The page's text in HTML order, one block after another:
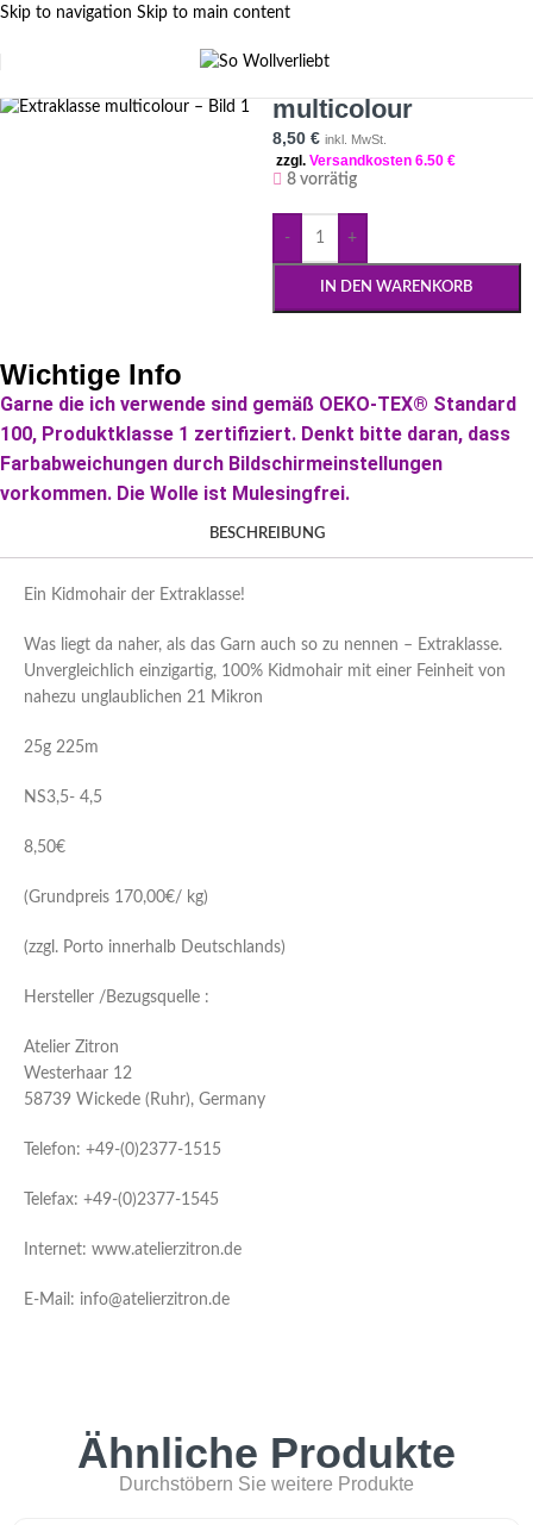
Skip to navigation Skip to main content
multicolour
8,50 € inkl. MwSt.
zzgl. Versandkosten 6.50 €
8 vorrätig
- +
IN DEN WARENKORB
Wichtige Info
Garne die ich verwende sind gemäß OEKO-TEX® Standard
100, Produktklasse 1 zertifiziert. Denkt bitte daran, dass
Farbabweichungen durch Bildschirmeinstellungen
vorkommen. Die Wolle ist Mulesingfrei.
BESCHREIBUNG
Ein Kidmohair der Extraklasse!
Was liegt da naher, als das Garn auch so zu nennen – Extraklasse.
Unvergleichlich einzigartig, 100% Kidmohair mit einer Feinheit von
nahezu unglaublichen 21 Mikron
25g 225m
NS3,5- 4,5
8,50€
(Grundpreis 170,00€/ kg)
(zzgl. Porto innerhalb Deutschlands)
Hersteller /Bezugsquelle :
Atelier Zitron
Westerhaar 12
58739 Wickede (Ruhr), Germany
Telefon: +49-(0)2377-1515
Telefax: +49-(0)2377-1545
Internet: www.atelierzitron.de
E-Mail: info@atelierzitron.de
Ähnliche Produkte
Durchstöbern Sie weitere Produkte